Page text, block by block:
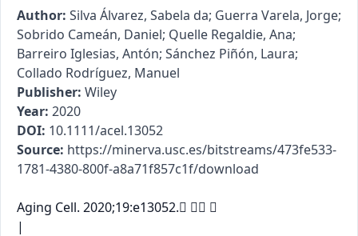
Author: Silva Álvarez, Sabela da; Guerra Varela, Jorge;
Sobrido Cameán, Daniel; Quelle Regaldie, Ana;
Barreiro Iglesias, Antón; Sánchez Piñón, Laura;
Collado Rodríguez, Manuel
Publisher: Wiley
Year: 2020
DOI: 10.1111/acel.13052
Source: https://minerva.usc.es/bitstreams/473fe533-
1781-4380-800f-a8a71f857c1f/download
Aging Cell. 2020;19:e13052.  
|